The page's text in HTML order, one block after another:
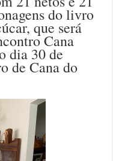
do livro
que será
Cana
dia 30 de
de Cana do